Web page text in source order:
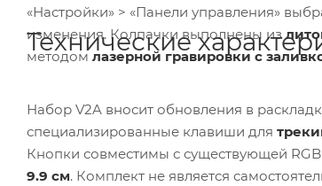
«Настройки» > «Панели управления»
изменения. Колпачки выполнены из
методом лазерной гравировки с
Технические
Набор V2A вносит обновления в
специализированные клавиши для
Кнопки совместимы с существующей
9.9 см. Комплект не является